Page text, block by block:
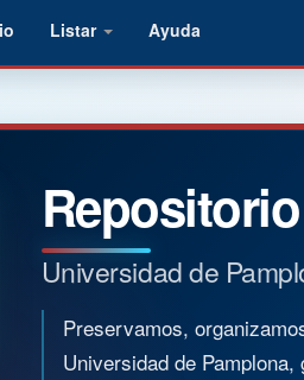
Listar Ayuda
Universidad de
Preservamos,
Universidad de